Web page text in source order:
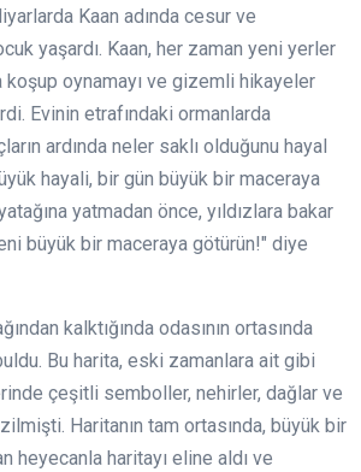
Kaan adında cesur ve
yaşardı. Kaan, her zaman yeni yerler
oynamayı ve gizemli hikayeler
Evinin etrafındaki ormanlarda
ardında neler saklı olduğunu hayal
hayali, bir gün büyük bir maceraya
yatmadan önce, yıldızlara bakar
büyük bir maceraya götürün!" diye
kalktığında odasının ortasında
Bu harita, eski zamanlara ait gibi
çeşitli semboller, nehirler, dağlar ve
Haritanın tam ortasında, büyük bir
heyecanla haritayı eline aldı ve